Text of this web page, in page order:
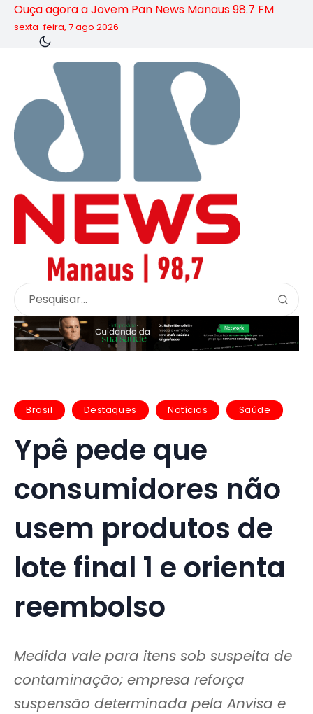
Ouça agora a Jovem Pan News Manaus 98.7 FM
sexta-feira, 7 ago 2026
Brasil Destaques Notícias Saúde
Ypê pede que
consumidores não
usem produtos de
lote final 1 e orienta
reembolso
Medida vale para itens sob suspeita de
contaminação; empresa reforça
suspensão determinada pela Anvisa e